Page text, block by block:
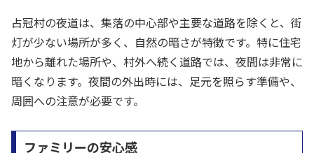
占冠村の夜道は、集落の中心部や主要な道路を除くと、街
灯が少ない場所が多く、自然の暗さが特徴です。特に住宅
地から離れた場所や、村外へ続く道路では、夜間は非常に
暗くなります。夜間の外出時には、足元を照らす準備や、
周囲への注意が必要です。
ファミリーの安心感